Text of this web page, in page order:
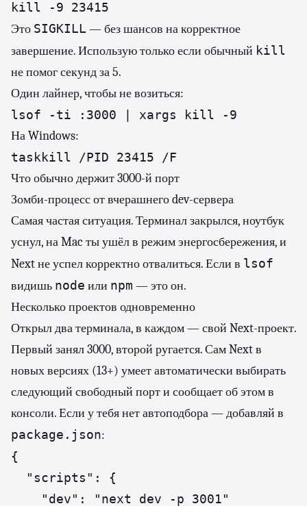
kill -9 23415
Это SIGKILL — без шансов на корректное
завершение. Использую только если обычный kill
не помог секунд за 5.
Один лайнер, чтобы не возиться:
lsof -ti :3000 | xargs kill -9
На Windows:
taskkill /PID 23415 /F
Что обычно держит 3000-й порт
Зомби-процесс от вчерашнего dev-сервера
Самая частая ситуация. Терминал закрылся, ноутбук
уснул, на Mac ты ушёл в режим энергосбережения, и
Next не успел корректно отвалиться. Если в lsof
видишь node или npm — это он.
Несколько проектов одновременно
Открыл два терминала, в каждом — свой Next-проект.
Первый занял 3000, второй ругается. Сам Next в
новых версиях (13+) умеет автоматически выбирать
следующий свободный порт и сообщает об этом в
консоли. Если у тебя нет автоподбора — добавляй в
package.json:
{
  "scripts": {
    "dev": "next dev -p 3001"